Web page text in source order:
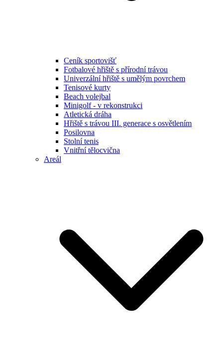
Ceník sportovišť
Fotbalové hřiště s přírodní trávou
Univerzální hřiště s umělým povrchem
Tenisové kurty
Beach volejbal
Minigolf - v rekonstrukci
Atletická dráha
Hřiště s trávou III. generace s osvětlením
Posilovna
Stolní tenis
Vnitřní tělocvična
Areál